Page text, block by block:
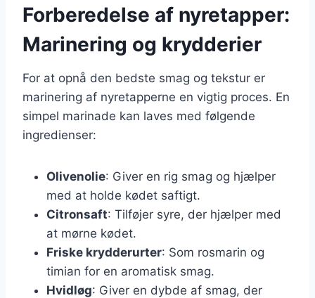
Forberedelse af nyretapper:
Marinering og krydderier
For at opnå den bedste smag og tekstur er
marinering af nyretapperne en vigtig proces. En
simpel marinade kan laves med følgende
ingredienser:
Olivenolie: Giver en rig smag og hjælper
med at holde kødet saftigt.
Citronsaft: Tilføjer syre, der hjælper med
at mørne kødet.
Friske krydderurter: Som rosmarin og
timian for en aromatisk smag.
Hvidløg: Giver en dybde af smag, der